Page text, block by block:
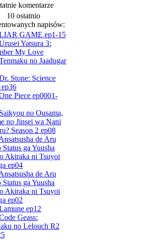
komentarze
10 ostatnio
napisów:
GAME ep1-15
Yatsura 3:
My Love
no Jaadugar
Stone: Science
Piece ep0001-
no Ousama,
no Jinsei wa Nani
Season 2 ep08
de Aru
Status ga Yuusha
Akiraka ni Tsuyoi
ep04
de Aru
Status ga Yuusha
Akiraka ni Tsuyoi
ep02
ep12
Geass:
no Lelouch R2